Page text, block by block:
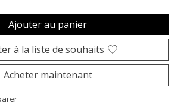
Ajouter au panier
à la liste de souhaits
Acheter maintenant